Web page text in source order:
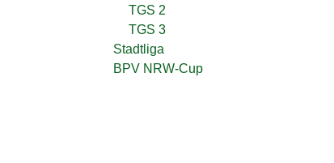
TGS 2
TGS 3
Stadtliga
BPV NRW-Cup